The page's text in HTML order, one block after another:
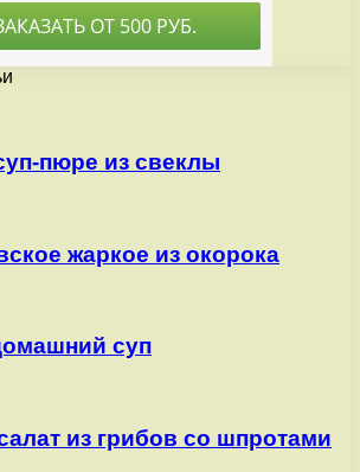
пюре из свеклы
жаркое из окорока
суп
из грибов со шпротами